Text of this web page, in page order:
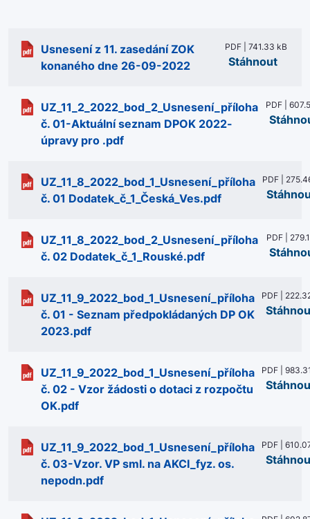
Usnesení z 11. zasedání ZOK
konaného dne 26-09-2022
PDF | 741.33 kB
Stáhnout
UZ_11_2_2022_bod_2_Usnesení_příloha
č. 01-Aktuální seznam DPOK 2022-
úpravy pro .pdf
PDF |
UZ_11_8_2022_bod_1_Usnesení_příloha
č. 01 Dodatek_č_1_Česká_Ves.pdf
PDF |
UZ_11_8_2022_bod_2_Usnesení_příloha
č. 02 Dodatek_č_1_Rouské.pdf
PDF |
UZ_11_9_2022_bod_1_Usnesení_příloha
č. 01 - Seznam předpokládaných DP OK
2023.pdf
PDF |
UZ_11_9_2022_bod_1_Usnesení_příloha
č. 02 - Vzor žádosti o dotaci z rozpočtu
OK.pdf
PDF |
UZ_11_9_2022_bod_1_Usnesení_příloha
č. 03-Vzor. VP sml. na AKCI_fyz. os.
nepodn.pdf
PDF |